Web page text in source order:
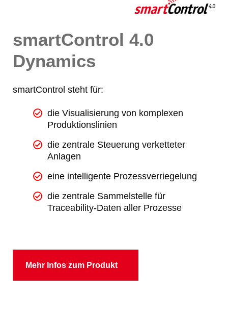
smartControl 4.0
Dynamics
smartControl steht für:
die Visualisierung von komplexen
Produktionslinien
die zentrale Steuerung verketteter
Anlagen
eine intelligente Prozessverriegelung
die zentrale Sammelstelle für
Traceability-Daten aller Prozesse
Mehr Infos zum Produkt